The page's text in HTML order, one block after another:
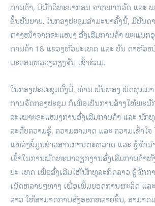
ການຄ້າ, ມີນັກວິທະຍາກອນ ຈາກພາກລັດ ແລະ
ຂຶ້ນບັນຍາຍ. ໃນກອງປະຊຸມສຳມະນາຄັ້ງນີ້, ມີບັນ
ຕາງໜ້າຈາກຂະແໜງ ສົ່ງເສີມການຄ້າ ພະແນກ
ການຄ້າ 18 ແຂວງທົ່ວປະເທດ ແລະ ບັນ ດາຫົວ
ນະຄອນຫລວງວຽງຈັນ ເຂົ້າຮ່ວມ.
ໃນກອງປະປະຊຸມຄັ້ງນີ້, ທ່ານ ພັນທອງ ພິດທຸມມາ
ການຈັດກອງປະຊຸມ ກໍເພື່ອເປັນການສ້າງໃຫ້ພະນັ
ສະເພາະຂະແໜງການສົ່ງເສີມການຄ້າ ແລະ ນັກ
ລະດັບຄວາມຮູ້, ຄວາມສາມາດ ແລະ ຄວາມເຂົ້າໃຈ
ແຫລ່ງຂໍ້ມູນຂ່າວສານການຕະຫລາດ ແລະ ຮູ້ຈັກ
ເຂົ້າໃນການພັດທະນາວຽກງານສົ່ງເສີມການຄ້າ
ປະ ເທດ ເພື່ອສົ່ງເສີມໃຫ້ນັກທຸລະກິດລາວ ຮູ້ຈັກ
ເນັດຫລາຍໆທາງ ເພື່ອເພີ້ມຍອດການຜະລິດ ແລ
ລາວ ໃຫ້ສາມາດການສົ່ງອອກຫລາຍຂຶ້ນ, ສາມາດ